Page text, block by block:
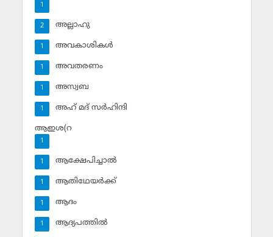
1
അല്ലാഹു
2
അവകാശികള്‍
1
അവതരണം
1
അസ്വബ
1
അഹ് മദ് സര്‍ഹിന്ദി
1
ആഇശ(റ
1
ആക്ഷേപിച്ചാല്‍
1
ആതിഥേയര്‍ക്ക്
1
ആദം
1
ആദ്യപത്തില്‍
1